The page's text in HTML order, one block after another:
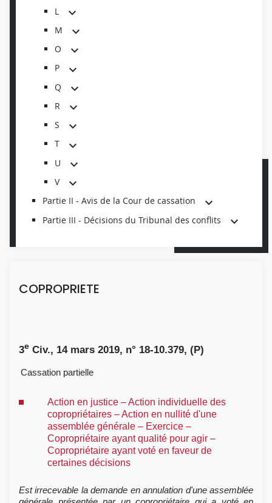
L
M
O
P
Q
R
S
T
U
V
Partie II - Avis de la Cour de cassation
Partie III - Décisions du Tribunal des conflits
COPROPRIETE
3e Civ., 14 mars 2019, n° 18-10.379, (P)
Cassation partielle
Action en justice – Action individuelle des
copropriétaires – Action en nullité d'une
assemblée générale – Exercice –
Copropriétaire ayant qualité pour agir –
Copropriétaire ayant voté en faveur de
certaines décisions
Est irrecevable la demande en annulation d'une assemblée